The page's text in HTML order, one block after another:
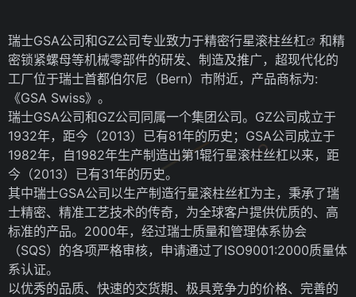
瑞士GSA公司和GZ公司专业致力于精密行星滚柱丝杠
和精
密锁紧螺母等机械零部件的研发、制造及推广，超现代化的
工厂位于瑞士首都伯尔尼（Bern）市附近，产品商标为:
《GSA Swiss》。
瑞士GSA公司和GZ公司同属一个集团公司。GZ公司成立于
1932年，距今（2013）已有81年的历史；GSA公司成立于
1982年，自1982年生产制造出第1辊行星滚柱丝杠以来，距
今（2013）已有31年的历史。
其中瑞士GSA公司以生产制造行星滚柱丝杠为主，秉承了瑞
士精密、精准工艺技术的传奇，为全球客户提供优质的、高
标准的产品。2000年，经过瑞士质量和管理体系协会
（SQS）的各项严格审核，申请通过了ISO9001:2000质量体
系认证。
以优秀的品质、快速的交货期、极具竞争力的价格、完善的